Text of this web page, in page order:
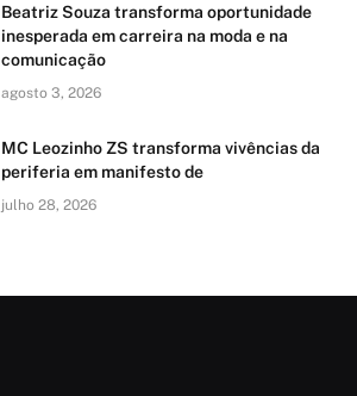
Beatriz Souza transforma oportunidade
inesperada em carreira na moda e na
comunicação
agosto 3, 2026
MC Leozinho ZS transforma vivências da
periferia em manifesto de
julho 28, 2026